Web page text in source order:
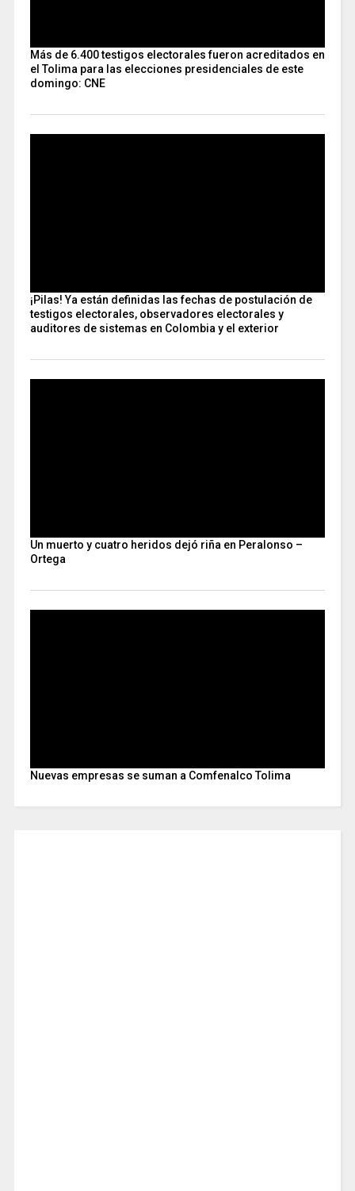
Más de 6.400 testigos electorales fueron acreditados en
el Tolima para las elecciones presidenciales de este
domingo: CNE
¡Pilas! Ya están definidas las fechas de postulación de
testigos electorales, observadores electorales y
auditores de sistemas en Colombia y el exterior
Un muerto y cuatro heridos dejó riña en Peralonso –
Ortega
Nuevas empresas se suman a Comfenalco Tolima